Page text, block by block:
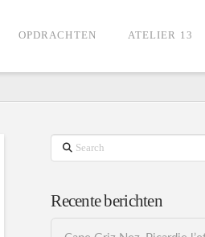
OPDRACHTEN ATELIER 13
Search
Recente berichten